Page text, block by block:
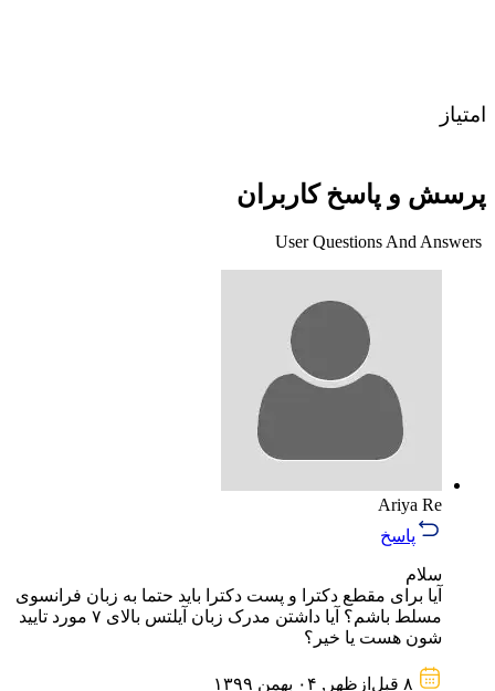
امتیاز
پرسش و پاسخ کاربران
Ariya Re
پاسخ
سلام
آیا برای مقطع دکترا و پست دکترا باید حتما به زبان فرانسوی
مسلط باشم؟ آیا داشتن مدرک زبان آیلتس بالای ۷ مورد تایید
شون هست یا خیر؟